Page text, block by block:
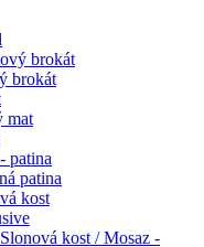
brokát
brokát
mat
patina
patina
kost
kost / Mosaz -